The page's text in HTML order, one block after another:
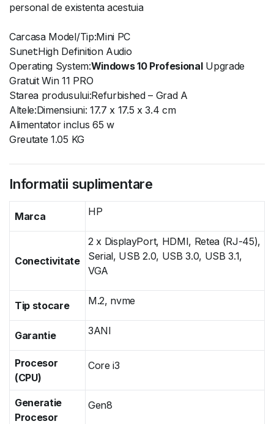
personal de existenta acestuia
Carcasa Model/Tip:Mini PC
Sunet:High Definition Audio
Operating System:Windows 10 ProfesionalUpgrade
Gratuit Win 11 PRO
Starea produsului:Refurbished – Grad A
Altele:Dimensiuni: 17.7 x 17.5 x 3.4 cm
Alimentator inclus 65 w
Greutate 1.05 KG
Informatii suplimentare
Marca HP
Conectivitate
2 x DisplayPort, HDMI, Retea (RJ-45),
Serial, USB 2.0, USB 3.0, USB 3.1,
VGA
Tip stocare M.2, nvme
Garantie 3ANI
Procesor
(CPU)
Core i3
Generatie
Procesor
Gen8